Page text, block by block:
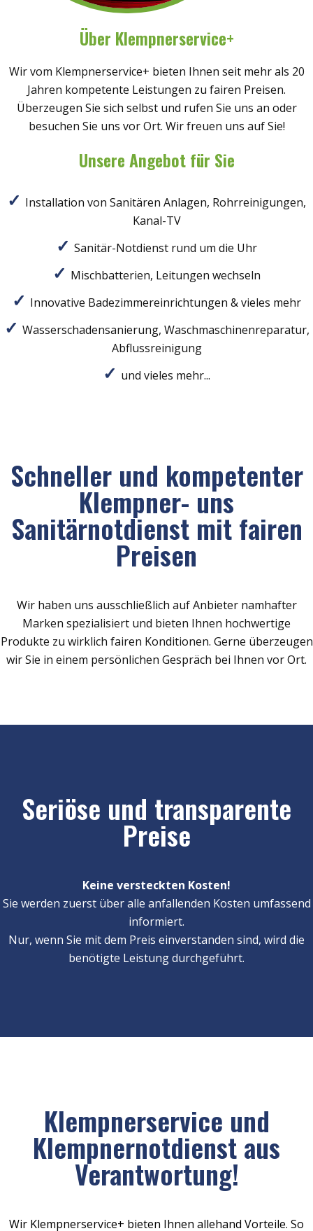
Über Klempnerservice+
Wir vom Klempnerservice+ bieten Ihnen seit mehr als 20
Jahren kompetente Leistungen zu fairen Preisen.
Überzeugen Sie sich selbst und rufen Sie uns an oder
besuchen Sie uns vor Ort. Wir freuen uns auf Sie!
Unsere Angebot für Sie
Installation von Sanitären Anlagen, Rohrreinigungen,
Kanal-TV
Sanitär-Notdienst rund um die Uhr
Mischbatterien, Leitungen wechseln
Innovative Badezimmereinrichtungen & vieles mehr
Wasserschadensanierung, Waschmaschinenreparatur,
Abflussreinigung
und vieles mehr...
Schneller und kompetenter
Klempner- uns
Sanitärnotdienst mit fairen
Preisen
Wir haben uns ausschließlich auf Anbieter namhafter
Marken spezialisiert und bieten Ihnen hochwertige
Produkte zu wirklich fairen Konditionen. Gerne überzeugen
wir Sie in einem persönlichen Gespräch bei Ihnen vor Ort.
Seriöse und transparente
Preise
Keine versteckten Kosten!
Sie werden zuerst über alle anfallenden Kosten umfassend
informiert.
Nur, wenn Sie mit dem Preis einverstanden sind, wird die
benötigte Leistung durchgeführt.
Klempnerservice und
Klempnernotdienst aus
Verantwortung!
Wir Klempnerservice+ bieten Ihnen allehand Vorteile. So